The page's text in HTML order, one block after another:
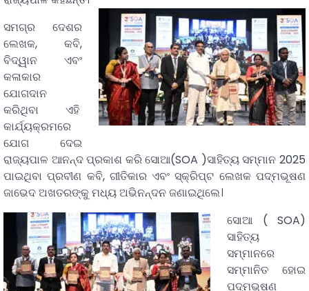
ସମଗ୍ର ଦେଶର
ଲେଖକ, କବି,
ବିଦ୍ୱାନ ଏବଂ
କଳାକାର
ଯୋଗଦାନ
କରିଥିବା ଏହି
କାର୍ଯ୍ୟକ୍ରମରେ
ଯୋଗ ଦେଇ
ରାଜ୍ୟପାଳ ଆନନ୍ଦ ପ୍ରକାଶ କରି ସୋଆ(SOA )ସାହିତ୍ୟ ସମ୍ମାନ 2025
ପାଇଥିବା ପ୍ରବୀଣ କବି, ଗୀତିକାର ଏବଂ ସ୍କ୍ରିପ୍ଟ ଲେଖକ ପଦ୍ମଭୂଷଣ
ଜାଭେଦ ଅଖତରଙ୍କୁ ମଧ୍ୟ ଅଭିନନ୍ଦନ ଜଣାଇଥିଲେ।
ସୋଆ ( SOA)
ସାହିତ୍ୟ
ସମ୍ମାନରେ
ସମ୍ମାନିତ ହୋଇ
ପଦ୍ମଭୂଷଣ